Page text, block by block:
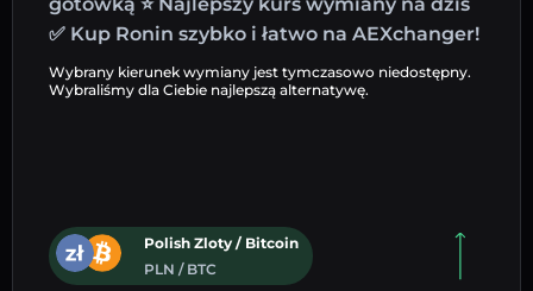
✅ Kup Ronin szybko i łatwo na AEXchanger!
Wybrany kierunek wymiany jest tymczasowo niedostępny.
Wybraliśmy dla Ciebie najlepszą alternatywę.
Polish Zloty / Bitcoin
PLN / BTC